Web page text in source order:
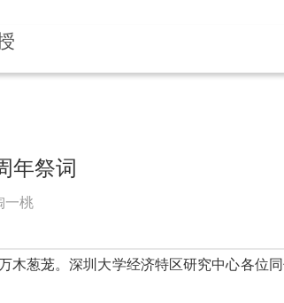
年祭词
一桃
葱茏。深圳大学经济特区研究中心各位